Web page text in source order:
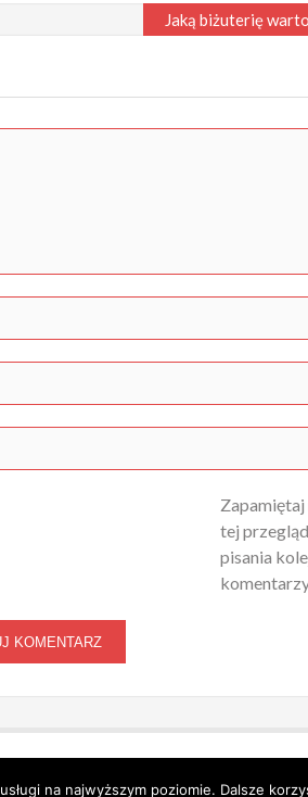
Jaką biżuterię
Zapamiętaj
tej
pisania
na najwyższym poziomie. Dalsze